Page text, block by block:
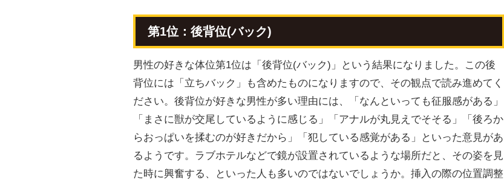
第1位：後背位(バック)
男性の好きな体位第1位は「後背位(バック)」という結果になりました。この後
背位には「立ちバック」も含めたものになりますので、その観点で読み進めてく
ださい。後背位が好きな男性が多い理由には、「なんといっても征服感がある」
「まさに獣が交尾しているように感じる」「アナルが丸見えでそそる」「後ろか
らおっぱいを揉むのが好きだから」「犯している感覚がある」といった意見があ
るようです。ラブホテルなどで鏡が設置されているような場所だと、その姿を見
た時に興奮する、といった人も多いのではないでしょうか。挿入の際の位置調整